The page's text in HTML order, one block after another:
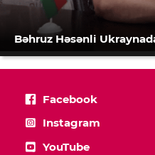
Bəhruz Həsənli
Facebook
Instagram
YouTube